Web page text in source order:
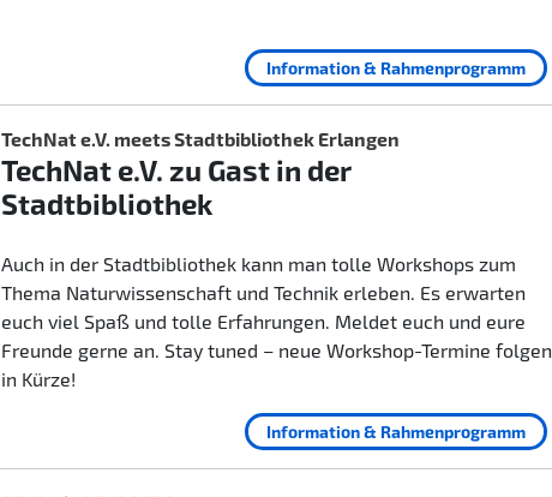
Information & Rahmenprogramm
TechNat e.V. meets Stadtbibliothek Erlangen
TechNat e.V. zu Gast in der
Stadtbibliothek
Auch in der Stadtbibliothek kann man tolle Workshops zum
Thema Naturwissenschaft und Technik erleben. Es erwarten
euch viel Spaß und tolle Erfahrungen. Meldet euch und eure
Freunde gerne an. Stay tuned – neue Workshop-Termine folgen
in Kürze!
Information & Rahmenprogramm